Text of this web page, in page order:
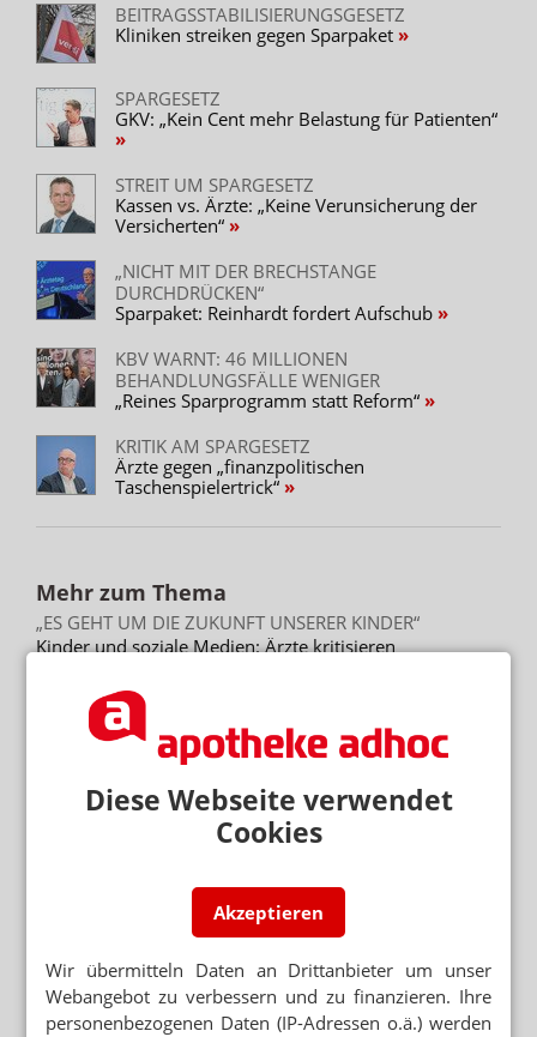
Diese Webseite verwendet
Cookies
Akzeptieren
Wir übermitteln Daten an Drittanbieter um unser
Webangebot zu verbessern und zu finanzieren. Ihre
personenbezogenen Daten (IP-Adressen o.ä.) werden
BEITRAGSSTABILISIERUNGSGESETZ
Kliniken streiken gegen Sparpaket
SPARGESETZ
GKV: „Kein Cent mehr Belastung für Patienten“
STREIT UM SPARGESETZ
Kassen vs. Ärzte: „Keine Verunsicherung der
Versicherten“
„NICHT MIT DER BRECHSTANGE
DURCHDRÜCKEN“
Sparpaket: Reinhardt fordert Aufschub
KBV WARNT: 46 MILLIONEN
BEHANDLUNGSFÄLLE WENIGER
„Reines Sparprogramm statt Reform“
KRITIK AM SPARGESETZ
Ärzte gegen „finanzpolitischen
Taschenspielertrick“
Mehr zum Thema
„ES GEHT UM DIE ZUKUNFT UNSERER KINDER“
Kinder und soziale Medien: Ärzte kritisieren
NICHT NUR ANGESTELLTENVERHÄLTNIS
Medizinstudenten wollen eigene Praxis
KLIMARESILIENTES GESUNDHEITSWESEN
Hitzewellen: Ärzte fordern verbindliche Maßnahmen
Mehr aus Ressort
„DIESE REGIERUNG MUSS WEG“
Protest gegen die Bundesregierung
MEHR HITZETOTE
Hitzeschutz: Was tut die Bundesregierung?